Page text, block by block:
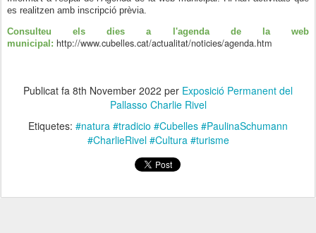
es realitzen amb inscripció prèvia.
Consulteu els dies a l'agenda de la web
municipal: http://www.cubelles.cat/actualitat/noticies/agenda.htm
Publicat fa 8th November 2022 per Exposició Permanent del
Pallasso Charlie Rivel
Etiquetes: #natura #tradicio #Cubelles #PaulinaSchumann
#CharlieRivel #Cultura #turisme